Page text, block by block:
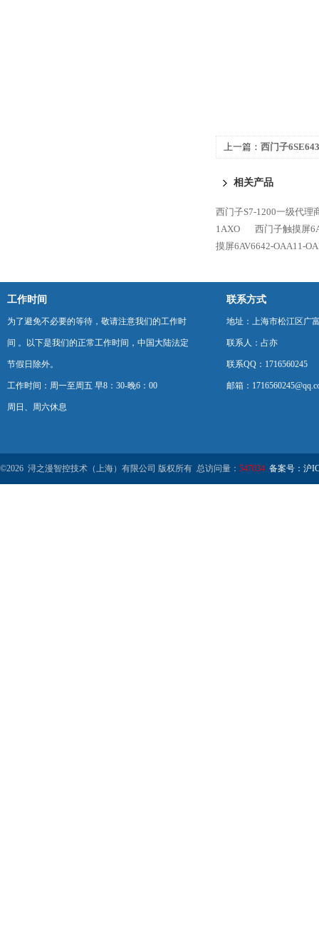
上一篇： 西门子
相关产品
西门子S7-1200一级代理
1AXO
西门子触摸屏
摸屏6AV6642-OAA11-
工作时间
为了避免不必要的等待，敬请注意我们的工作时
间 。以下是我们的正常工作时间，中国大陆法定
节假日除外。
工作时间：周一至周五 早8：30-晚6：00
周日、周六休息
联系方式
地址：上海市松江区广
联系人：占亦
联系QQ：1716560245
邮箱：
©2026 浔之漫智控技术（上海）有限公司 版权所有 总访问量： 547034 备案号：沪